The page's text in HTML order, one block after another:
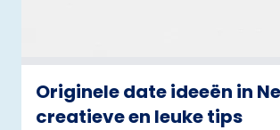
Originele date ideeën in
creatieve en leuke tips